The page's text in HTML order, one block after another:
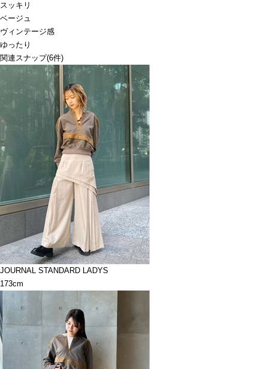
スッキリ
ベージュ
ヴィンテージ感
ゆったり
関連スナップ(6件)
JOURNAL STANDARD LADYS
173cm